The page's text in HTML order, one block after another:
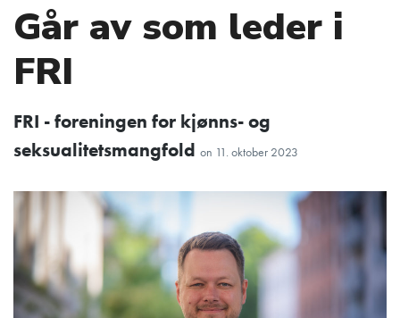
STÅ OPP FOR RETTEN TIL Å VÆRE FRI
Går av som leder i
FRI
FRI - foreningen for kjønns- og
seksualitetsmangfold on 11. oktober 2023